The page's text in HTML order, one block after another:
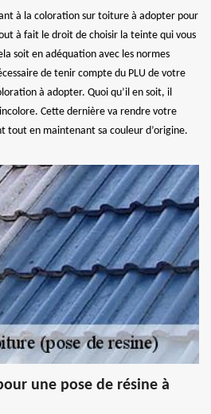
à la coloration sur toiture à adopter pour
à fait le droit de choisir la teinte qui vous
soit en adéquation avec les normes
de tenir compte du PLU de votre
à adopter. Quoi qu’il en soit, il
Cette dernière va rendre votre
tout en maintenant sa couleur d’origine.
une pose de résine à